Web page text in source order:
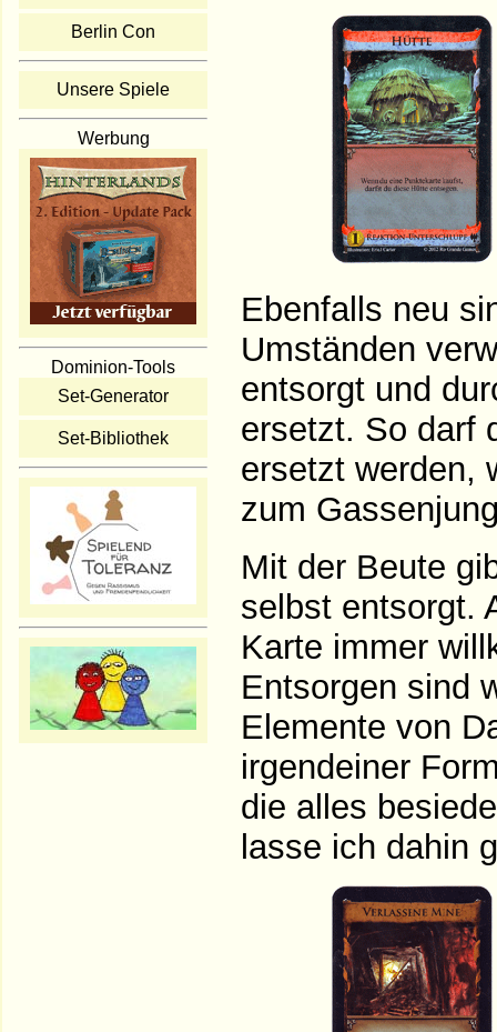
Berlin Con
Unsere Spiele
Werbung
Dominion-Tools
Set-Generator
Set-Bibliothek
Ebenfalls neu
Umständen
entsorgt und
ersetzt. So darf
ersetzt werden,
zum
Mit der Beute
selbst entsorgt.
Karte immer
Entsorgen sind
Elemente von
irgendeiner
die alles
lasse ich dahin